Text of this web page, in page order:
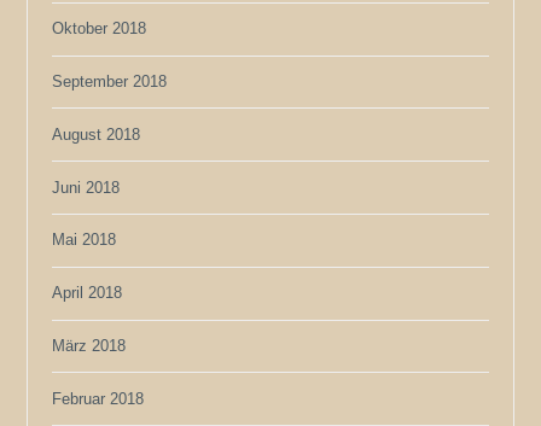
Oktober 2018
September 2018
August 2018
Juni 2018
Mai 2018
April 2018
März 2018
Februar 2018